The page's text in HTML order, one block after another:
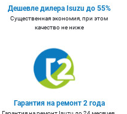
Дешевле дилера Isuzu до 55%
Существенная экономия, при этом
качество не ниже
Гарантия на ремонт 2 года